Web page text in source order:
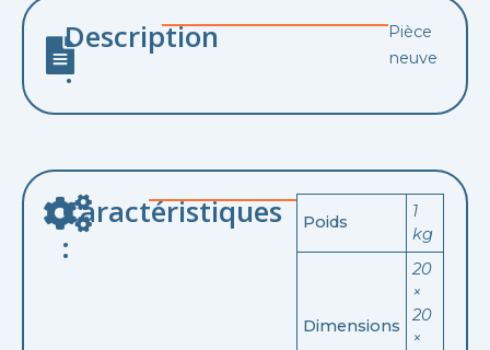
Description
:
Pièce
neuve
Caractéristiques
:
Poids
1
kg
Dimensions
20
×
20
×